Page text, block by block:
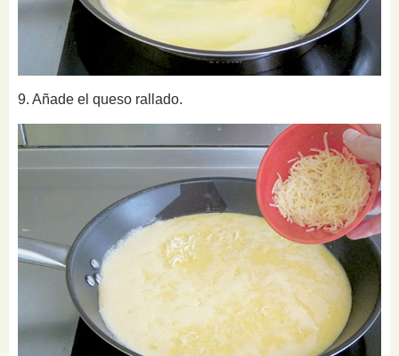
9. Añade el queso rallado.